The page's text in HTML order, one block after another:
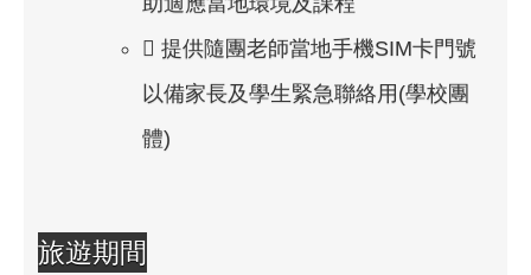
 提供隨團老師當地手機SIM卡門號
以備家長及學生緊急聯絡用(學校團
體)
旅遊期間